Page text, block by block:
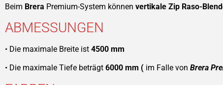
Beim Brera Premium-System können vertikale Zip Raso-
ABMESSUNGEN
• Die maximale Breite ist 4500 mm
• Die maximale Tiefe beträgt 6000 mm ( im Falle von Brera